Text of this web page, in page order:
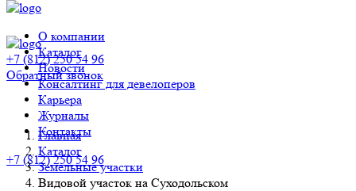
О компании
Каталог
Новости
Консалтинг для девелоперов
Карьера
Журналы
Контакты
+7 (812) 250 54 96
+7 (812) 250 54 96
Обратный звонок
Главная
Каталог
Земельные участки
Видовой участок на Суходольском